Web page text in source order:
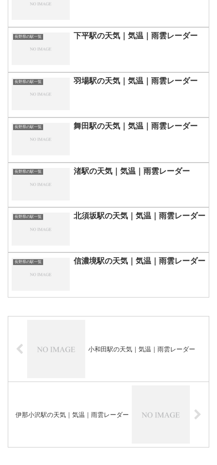
長野県の駅一覧 下平駅の天気｜気温｜雨雲レーダー
長野県の駅一覧 羽場駅の天気｜気温｜雨雲レーダー
長野県の駅一覧 舞田駅の天気｜気温｜雨雲レーダー
長野県の駅一覧 渚駅の天気｜気温｜雨雲レーダー
長野県の駅一覧 北須坂駅の天気｜気温｜雨雲レーダー
長野県の駅一覧 信濃境駅の天気｜気温｜雨雲レーダー
小和田駅の天気｜気温｜雨雲レーダー
伊那小沢駅の天気｜気温｜雨雲レーダー